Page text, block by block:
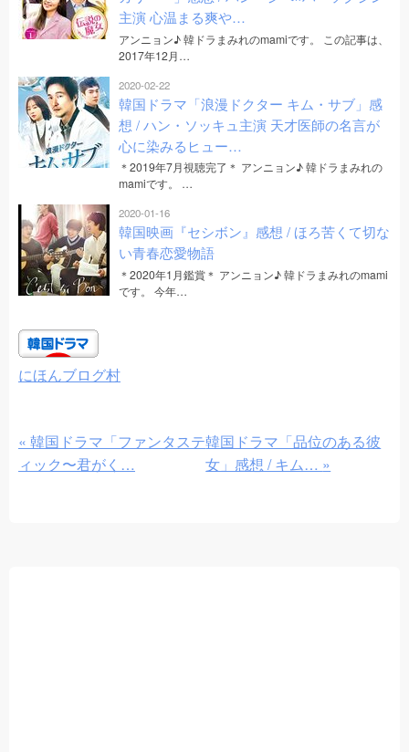
主演 心温まる爽や…
アンニョン♪ 韓ドラまみれのmamiです。 この記事は、
2017年12月…
2020-02-22
韓国ドラマ「浪漫ドクター キム・サブ」感
想 / ハン・ソッキュ主演 天才医師の名言が
心に染みるヒュー…
＊2019年7月視聴完了＊ アンニョン♪ 韓ドラまみれの
mamiです。 …
2020-01-16
韓国映画『セシボン』感想 / ほろ苦くて切な
い青春恋愛物語
＊2020年1月鑑賞＊ アンニョン♪ 韓ドラまみれのmami
です。 今年…
にほんブログ村
« 韓国ドラマ「ファンタステ
ィック〜君がく…
韓国ドラマ「品位のある彼
女」感想 / キム… »